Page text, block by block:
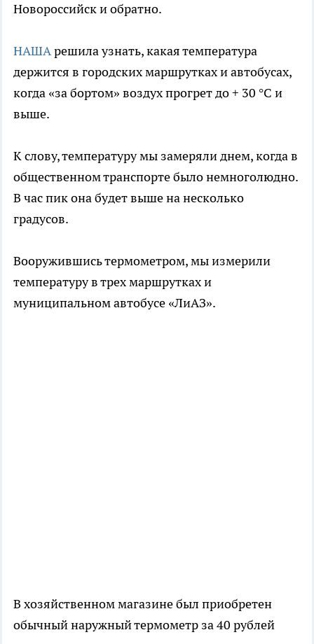
Новороссийск и обратно.
НАШАрешила узнать, какая температура
держится в городских маршрутках и автобусах,
когда «за бортом» воздух прогрет до + 30 °C и
выше.
К слову, температуру мы замеряли днем, когда в
общественном транспорте было немноголюдно.
В час пик она будет выше на несколько
градусов.
Вооружившись термометром, мы измерили
температуру в трех маршрутках и
муниципальном автобусе «ЛиАЗ».
В хозяйственном магазине был приобретен
обычный наружный термометр за 40 рублей